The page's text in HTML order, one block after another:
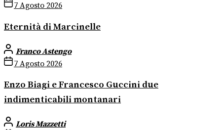
7 Agosto 2026
Eternità di Marcinelle
Franco Astengo
7 Agosto 2026
Enzo Biagi e Francesco Guccini due
indimenticabili montanari
Loris Mazzetti